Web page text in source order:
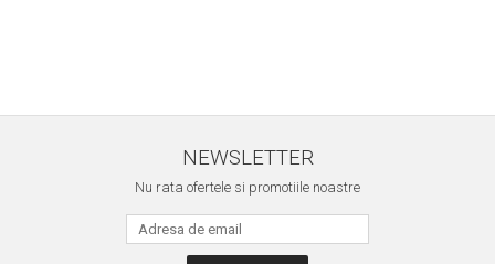
NEWSLETTER
Nu rata ofertele si promotiile noastre